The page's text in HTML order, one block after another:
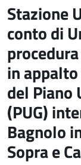
Stazione
conto di
in
del Piano
(PUG)
Bagnolo
Sopra e